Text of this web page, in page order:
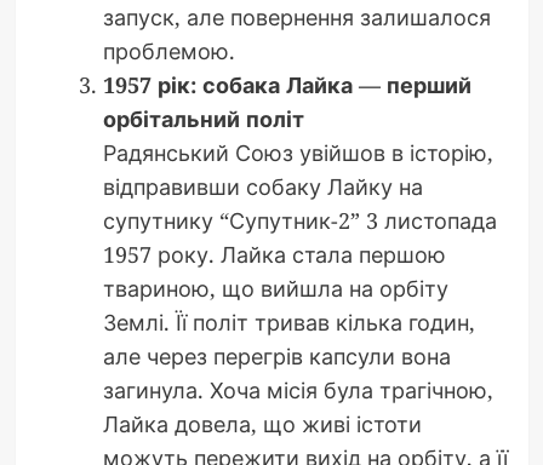
запуск, але повернення залишалося
проблемою.
1957 рік: собака Лайка — перший
орбітальний політ
Радянський Союз увійшов в історію,
відправивши собаку Лайку на
супутнику “Супутник-2” 3 листопада
1957 року. Лайка стала першою
твариною, що вийшла на орбіту
Землі. Її політ тривав кілька годин,
але через перегрів капсули вона
загинула. Хоча місія була трагічною,
Лайка довела, що живі істоти
можуть пережити вихід на орбіту, а її